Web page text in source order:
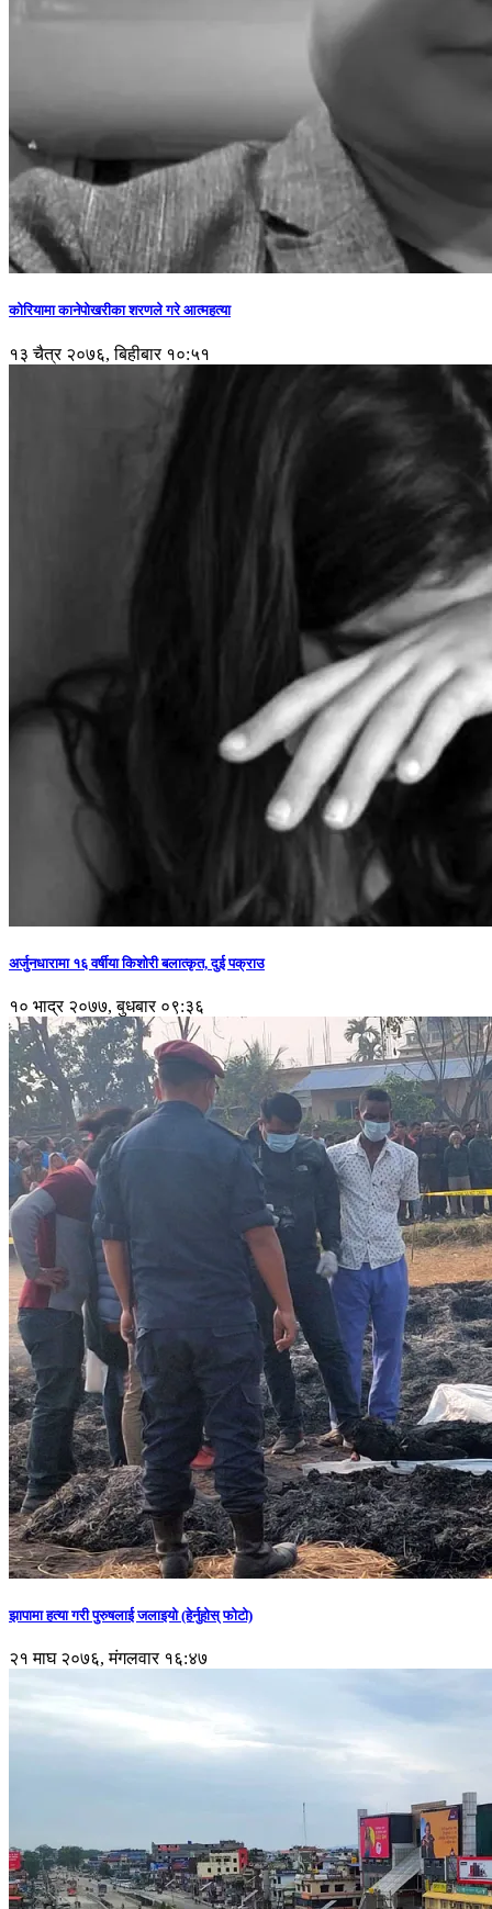
कोरियामा कानेपोखरीका शरणले गरे आत्महत्या
१३ चैत्र २०७६, बिहीबार १०:५१
अर्जुनधारामा १६ वर्षीया किशोरी बलात्कृत, दुई पक्राउ
१० भाद्र २०७७, बुधबार ०९:३६
झापामा हत्या गरी पुरुषलाई जलाइयो (हेर्नुहाेस् फाेटाे)
२१ माघ २०७६, मंगलवार १६:४७